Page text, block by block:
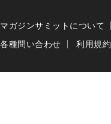
マガジンサミットについて
各種問い合わせ
利用規約